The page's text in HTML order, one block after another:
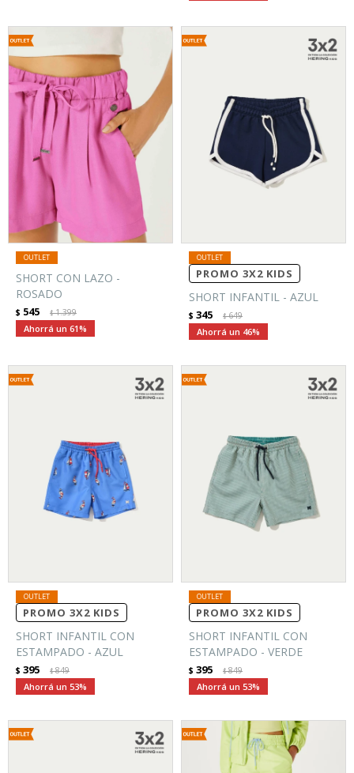
SHORT CON LAZO -
ROSADO
$ 545 $1.399
61
PROMO 3X2 KIDS
SHORT INFANTIL - AZUL
$ 345 $649
46
PROMO 3X2 KIDS
SHORT INFANTIL CON
ESTAMPADO - AZUL
$ 395 $849
53
PROMO 3X2 KIDS
SHORT INFANTIL CON
ESTAMPADO - VERDE
$ 395 $849
53